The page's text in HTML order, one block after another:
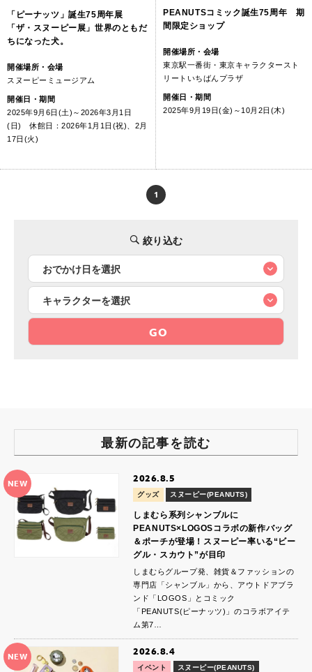
「ピーナッツ」誕生75周年展
「ザ・スヌーピー展」世界のともだ
ちになった犬。
開催場所・会場
スヌーピーミュージアム
開催日・期間
2025年9月6日(土)～2026年3月1日
(日) 休館日：2026年1月1日(祝)、2月
17日(火)
PEANUTSコミック誕生75周年 期
間限定ショップ
開催場所・会場
東京駅一番街・東京キャラクタースト
リートいちばんプラザ
開催日・期間
2025年9月19日(金)～10月2日(木)
1
絞り込む
GO
最新の記事を読む
NEW 2026.8.5
グッズ スヌーピー(PEANUTS)
しまむら系列シャンブルに
PEANUTS×LOGOSコラボの新作バッグ
＆ポーチが登場！スヌーピー率いる“ビー
グル・スカウト”が目印
しまむらグループ発、雑貨＆ファッションの
専門店「シャンブル」から、アウトドアブラ
ンド「LOGOS」とコミック
「PEANUTS(ピーナッツ)」のコラボアイテ
ム第7…
NEW 2026.8.4
イベント スヌーピー(PEANUTS)